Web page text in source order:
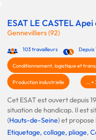
ESAT LE CASTEL
Gennevilliers (92)
103 travailleurs Depuis
Conditionnement, logistique et
Production industrielle ... +
Cet ESAT est ouvert depuis
situation de handicap. Il est
(Hauts-de-Seine) et propose
Etiquetage, collage, pliage,